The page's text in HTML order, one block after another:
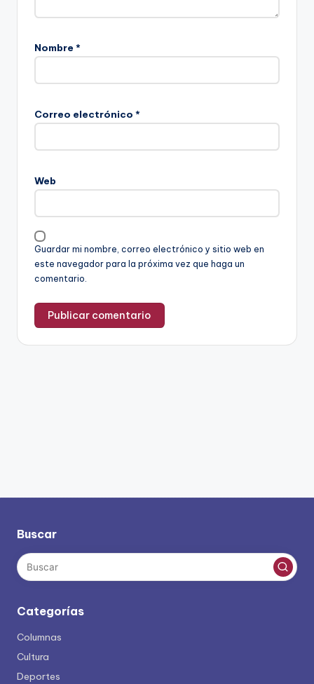
Nombre *
Correo electrónico *
Web
Guardar mi nombre, correo electrónico y sitio web en
este navegador para la próxima vez que haga un
comentario.
Buscar
Categorías
Columnas
Cultura
Deportes